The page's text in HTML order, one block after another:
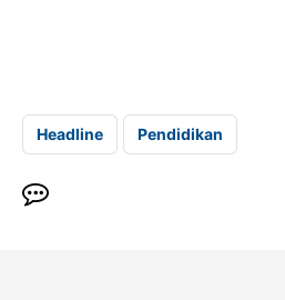
Headline Pendidikan